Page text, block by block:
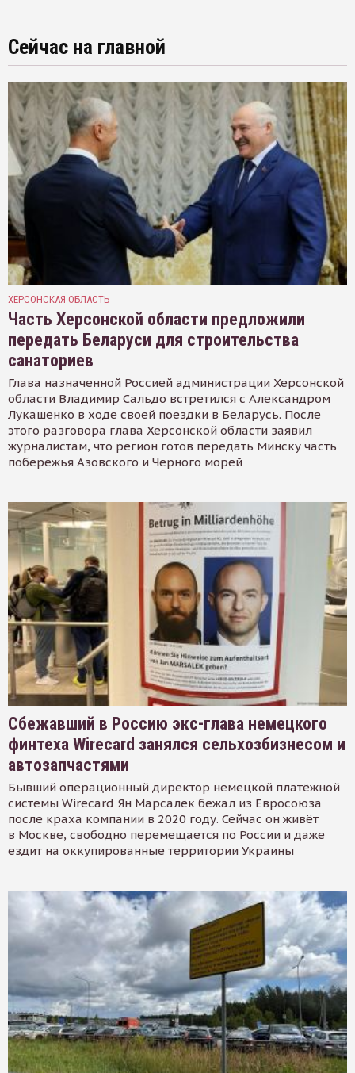
Сейчас на главной
ХЕРСОНСКАЯ ОБЛАСТЬ
Часть Херсонской области предложили
передать Беларуси для строительства
санаториев
Глава назначенной Россией администрации Херсонской
области Владимир Сальдо встретился с Александром
Лукашенко в ходе своей поездки в Беларусь. После
этого разговора глава Херсонской области заявил
журналистам, что регион готов передать Минску часть
побережья Азовского и Черного морей
Сбежавший в Россию экс-глава немецкого
финтеха Wirecard занялся сельхозбизнесом и
автозапчастями
Бывший операционный директор немецкой платёжной
системы Wirecard Ян Марсалек бежал из Евросоюза
после краха компании в 2020 году. Сейчас он живёт
в Москве, свободно перемещается по России и даже
ездит на оккупированные территории Украины